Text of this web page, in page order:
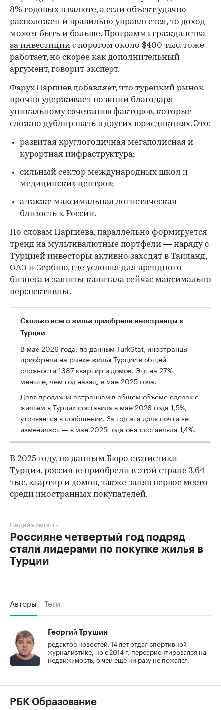
8% годовых в валюте, а если объект удачно
расположен и правильно управляется, то доход
может быть и больше. Программагражданства
за инвестиции с порогом около $400 тыс. тоже
работает, но скорее как дополнительный
аргумент, говорит эксперт.
Фарух Парпиев добавляет, что турецкий рынок
прочно удерживает позиции благодаря
уникальному сочетанию факторов, которые
сложно дублировать в других юрисдикциях. Это:
развитая круглогодичная мегаполисная и
курортная инфраструктура;
сильный сектор международных школ и
медицинских центров;
а также максимальная логистическая
близость к России.
По словам Парпиева, параллельно формируется
тренд на мультивалютные портфели — наряду с
Турцией инвесторы активно заходят в Таиланд,
ОАЭ и Сербию, где условия для арендного
бизнеса и защиты капитала сейчас максимально
перспективны.
Сколько всего жилья приобрели иностранцы в
Турции
В мае 2026 года, по данным TurkStat, иностранцы
приобрели на рынке жилья Турции в общей
сложности 1387 квартир и домов. Это на 27%
меньше, чем год назад, в мае 2025 года.
Доля продаж иностранцам в общем объеме сделок с
жильем в Турции составила в мае 2026 года 1,5%,
уточняется в сообщении. За год эта доля почти не
изменилась — в мае 2025 года она составляла 1,4%.
В 2025 году, по данным Бюро статистики
Турции, россияне приобрели в этой стране 3,64
тыс. квартир и домов, также заняв первое место
среди иностранных покупателей.
Россияне четвертый год подряд
стали лидерами по покупке жилья в
Турции
Недвижимость
Авторы Теги
Георгий Трушин
редактор новостей. 14 лет отдал спортивной
журналистике, но с 2014 г. переориентировался на
недвижимость, о чем еще ни разу не пожалел.
РБК Образование